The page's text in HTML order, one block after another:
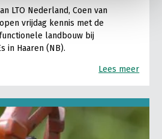
LTO Nederland, Coen van
vrijdag kennis met de
landbouw bij
in Haaren (NB).
Lees meer